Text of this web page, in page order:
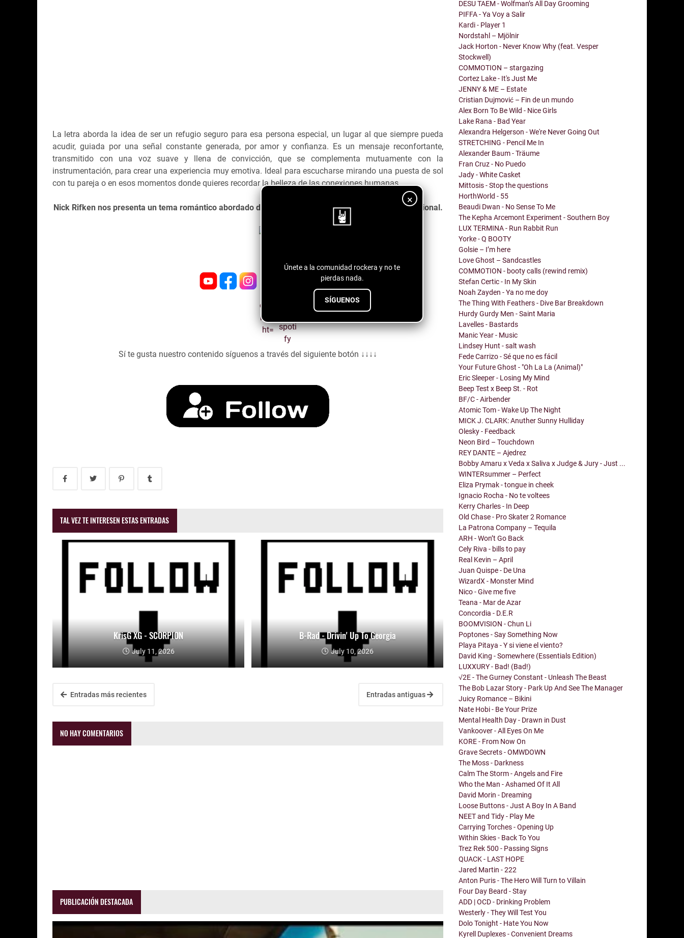
×
Únete a la comunidad rockera y no te
pierdas nada.
SÍGUENOS
La letra aborda la idea de ser un refugio seguro para esa persona especial, un lugar al que siempre pueda
acudir, guiada por una señal constante generada, por amor y confianza. Es un mensaje reconfortante,
transmitido con una voz suave y llena de convicción, que se complementa mutuamente con la
instrumentación, para crear una experiencia muy emotiva. Ideal para escucharse mirando una puesta de sol
con tu pareja o en esos momentos donde quieres recordar la belleza de las conexiones humanas.
Nick Rifken nos presenta un tema romántico abordado desde una perspectiva diferente a lo convencional.
Sí te gusta nuestro contenido síguenos a través del siguiente botón ↓↓↓↓
TAL VEZ TE INTERESEN ESTAS ENTRADAS
KrisG XG - SCORPION
July 11, 2026
B-Rad - Drivin' Up To Georgia
July 10, 2026
Entradas más recientes Entradas antiguas
NO HAY COMENTARIOS
PUBLICACIÓN DESTACADA
DESU TAEM - Wolfman’s All Day Grooming
PIFFA - Ya Voy a Salir
Kardi - Player 1
Nordstahl – Mjölnir
Jack Horton - Never Know Why (feat. Vesper
Stockwell)
COMMOTION – stargazing
Cortez Lake - It's Just Me
JENNY & ME – Estate
Cristian Dujmović – Fin de un mundo
Alex Born To Be Wild - Nice Girls
Lake Rana - Bad Year
Alexandra Helgerson - We're Never Going Out
STRETCHING - Pencil Me In
Alexander Baum - Träume
Fran Cruz - No Puedo
Jady - White Casket
Mittosis - Stop the questions
HorthWorld - 55
Beaudi Dwan - No Sense To Me
The Kepha Arcemont Experiment - Southern Boy
LUX TERMINA - Run Rabbit Run
Yorke - Q BOOTY
Golsie – I’m here
Love Ghost – Sandcastles
COMMOTION - booty calls (rewind remix)
Stefan Certic - In My Skin
Noah Zayden - Ya no me doy
The Thing With Feathers - Dive Bar Breakdown
Hurdy Gurdy Men - Saint Maria
Lavelles - Bastards
Manic Year - Music
Lindsey Hunt - salt wash
Fede Carrizo - Sé que no es fácil
Your Future Ghost - "Oh La La (Animal)"
Eric Sleeper - Losing My Mind
Beep Test x Beep St. - Rot
BF/C - Airbender
Atomic Tom - Wake Up The Night
MICK J. CLARK: Anuther Sunny Hulliday
Olesky - Feedback
Neon Bird – Touchdown
REY DANTE – Ajedrez
Bobby Amaru x Veda x Saliva x Judge & Jury - Just ...
WINTERsummer – Perfect
Eliza Prymak - tongue in cheek
Ignacio Rocha - No te voltees
Kerry Charles - In Deep
Old Chase - Pro Skater 2 Romance
La Patrona Company – Tequila
ARH - Won’t Go Back
Cely Riva - bills to pay
Real Kevin – April
Juan Quispe - De Una
WizardX - Monster Mind
Nico - Give me five
Teana - Mar de Azar
Concordia - D.E.R
BOOMVISION - Chun Li
Poptones - Say Something Now
Playa Pitaya - Y si viene el viento?
David King - Somewhere (Essentials Edition)
LUXXURY - Bad! (Bad!)
√2E - The Gurney Constant - Unleash The Beast
The Bob Lazar Story - Park Up And See The Manager
Juicy Romance – Bikini
Nate Hobi - Be Your Prize
Mental Health Day - Drawn in Dust
Vankoover - All Eyes On Me
KORE - From Now On
Grave Secrets - OMWDOWN
The Moss - Darkness
Calm The Storm - Angels and Fire
Who the Man - Ashamed Of It All
David Morin - Dreaming
Loose Buttons - Just A Boy In A Band
NEET and Tidy - Play Me
Carrying Torches - Opening Up
Within Skies - Back To You
Trez Rek 500 - Passing Signs
QUACK - LAST HOPE
Jared Martin - 222
Anton Puris - The Hero Will Turn to Villain
Four Day Beard - Stay
ADD | OCD - Drinking Problem
Westerly - They Will Test You
Dolo Tonight - Hate You Now
Kyrell Duplexes - Convenient Dreams